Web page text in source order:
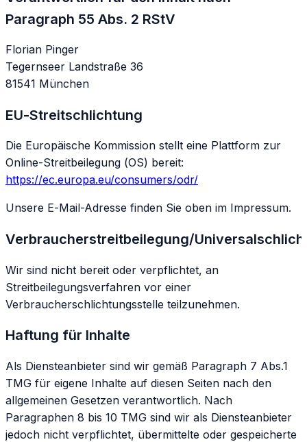
Paragraph 55 Abs. 2 RStV
Florian Pinger
Tegernseer Landstraße 36
81541 München
EU-Streitschlichtung
Die Europäische Kommission stellt eine Plattform zur
Online-Streitbeilegung (OS) bereit:
https://ec.europa.eu/consumers/odr/
Unsere E-Mail-Adresse finden Sie oben im Impressum.
Verbraucherstreitbeilegung/
Wir sind nicht bereit oder verpflichtet, an
Streitbeilegungsverfahren vor einer
Verbraucherschlichtungsstelle teilzunehmen.
Haftung für Inhalte
Als Diensteanbieter sind wir gemäß Paragraph 7 Abs.1
TMG für eigene Inhalte auf diesen Seiten nach den
allgemeinen Gesetzen verantwortlich. Nach
Paragraphen 8 bis 10 TMG sind wir als Diensteanbieter
jedoch nicht verpflichtet, übermittelte oder gespeicherte